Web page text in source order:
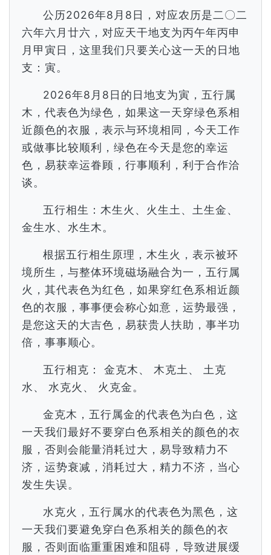
公历2026年8月8日，对应农历是二〇二
六年六月廿六，对应天干地支为丙午年丙申
月甲寅日，这里我们只要关心这一天的日地
支：寅。
2026年8月8日的日地支为寅，五行属
木，代表色为绿色，如果这一天穿绿色系相
近颜色的衣服，表示与环境相同，今天工作
或做事比较顺利，绿色在今天是您的幸运
色，易获幸运眷顾，行事顺利，利于合作洽
谈。
五行相生：木生火、火生土、土生金、
金生水、水生木。
根据五行相生原理，木生火，表示被环
境所生，与整体环境磁场融合为一，五行属
火，其代表色为红色，如果穿红色系相近颜
色的衣服，事事便会称心如意，运势最强，
是您这天的大吉色，易获贵人扶助，事半功
倍，事事顺心。
五行相克： 金克木、 木克土、 土克
水、 水克火、 火克金。
金克木，五行属金的代表色为白色，这
一天我们最好不要穿白色系相关的颜色的衣
服，否则会能量消耗过大，易导致精力不
济，运势衰减，消耗过大，精力不济，当心
发生失误。
水克火，五行属水的代表色为黑色，这
一天我们要避免穿白色系相关的颜色的衣
服，否则面临重重困难和阻碍，导致进展缓